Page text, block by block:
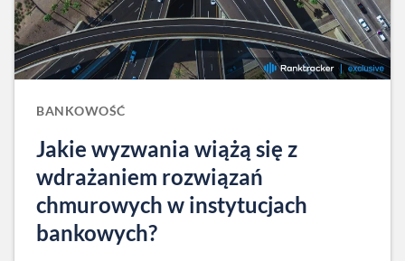
BANKOWOŚĆ
Jakie wyzwania wiążą się z
wdrażaniem rozwiązań
chmurowych w instytucjach
bankowych?